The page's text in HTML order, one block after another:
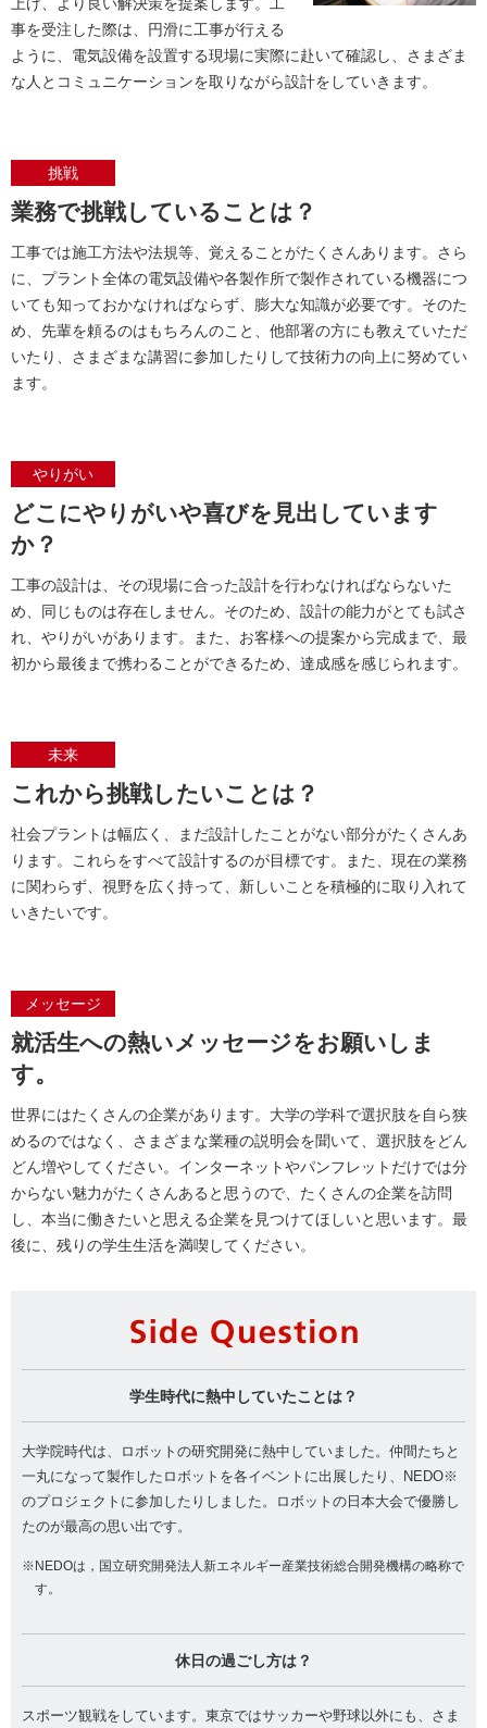
事を受注した際は、円滑に工事が行える
ように、電気設備を設置する現場に実際に赴いて確認し、さまざま
な人とコミュニケーションを取りながら設計をしていきます。
挑戦
業務で挑戦していることは？
工事では施工方法や法規等、覚えることがたくさんあります。さら
に、プラント全体の電気設備や各製作所で製作されている機器につ
いても知っておかなければならず、膨大な知識が必要です。そのた
め、先輩を頼るのはもちろんのこと、他部署の方にも教えていただ
いたり、さまざまな講習に参加したりして技術力の向上に努めてい
ます。
やりがい
どこにやりがいや喜びを見出しています
か？
工事の設計は、その現場に合った設計を行わなければならないた
め、同じものは存在しません。そのため、設計の能力がとても試さ
れ、やりがいがあります。また、お客様への提案から完成まで、最
初から最後まで携わることができるため、達成感を感じられます。
未来
これから挑戦したいことは？
社会プラントは幅広く、まだ設計したことがない部分がたくさんあ
ります。これらをすべて設計するのが目標です。また、現在の業務
に関わらず、視野を広く持って、新しいことを積極的に取り入れて
いきたいです。
メッセージ
就活生への熱いメッセージをお願いしま
す。
世界にはたくさんの企業があります。大学の学科で選択肢を自ら狭
めるのではなく、さまざまな業種の説明会を聞いて、選択肢をどん
どん増やしてください。インターネットやパンフレットだけでは分
からない魅力がたくさんあると思うので、たくさんの企業を訪問
し、本当に働きたいと思える企業を見つけてほしいと思います。最
後に、残りの学生生活を満喫してください。
学生時代に熱中していたことは？
大学院時代は、ロボットの研究開発に熱中していました。仲間たちと
一丸になって製作したロボットを各イベントに出展したり、NEDO※
のプロジェクトに参加したりしました。ロボットの日本大会で優勝し
たのが最高の思い出です。
※NEDOは，国立研究開発法人新エネルギー産業技術総合開発機構の略称で
す。
休日の過ごし方は？
スポーツ観戦をしています。東京ではサッカーや野球以外にも、さま